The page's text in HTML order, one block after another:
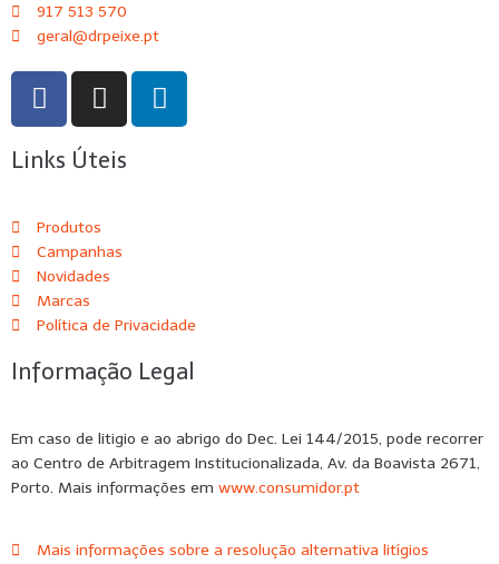
917 513 570
geral@drpeixe.pt
Links Úteis
Produtos
Campanhas
Novidades
Marcas
Política de Privacidade
Informação Legal
Em caso de litigio e ao abrigo do Dec. Lei 144/2015, pode recorrer
ao Centro de Arbitragem Institucionalizada, Av. da Boavista 2671,
Porto. Mais informações em www.consumidor.pt
Mais informações sobre a resolução alternativa litígios